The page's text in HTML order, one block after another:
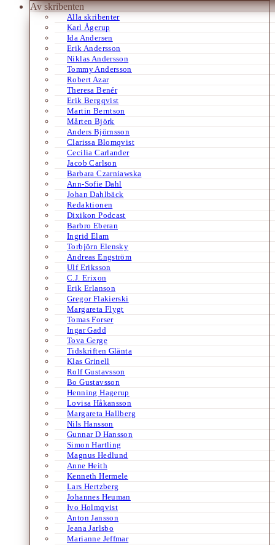
Av skribenten
Alla skribenter
Karl Ågerup
Ida Andersen
Erik Andersson
Niklas Andersson
Tommy Andersson
Robert Azar
Theresa Benér
Erik Bergqvist
Martin Berntson
Mårten Björk
Anders Björnsson
Clarissa Blomqvist
Cecilia Carlander
Jacob Carlson
Barbara Czarniawska
Ann-Sofie Dahl
Johan Dahlbäck
Redaktionen
Dixikon Podcast
Barbro Eberan
Ingrid Elam
Torbjörn Elensky
Andreas Engström
Ulf Eriksson
C.J. Erixon
Erik Erlanson
Gregor Flakierski
Margareta Flygt
Tomas Forser
Ingar Gadd
Tova Gerge
Tidskriften Glänta
Klas Grinell
Rolf Gustavsson
Bo Gustavsson
Henning Hagerup
Lovisa Håkansson
Margareta Hallberg
Nils Hansson
Gunnar D Hansson
Simon Hartling
Magnus Hedlund
Anne Heith
Kenneth Hermele
Lars Hertzberg
Johannes Heuman
Ivo Holmqvist
Anton Jansson
Jeana Jarlsbo
Marianne Jeffmar